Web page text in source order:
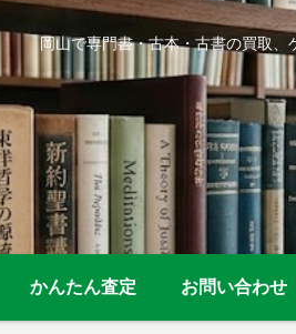
岡山で専門書・古本・古書の買取、
かんたん査定 お問い合わせ